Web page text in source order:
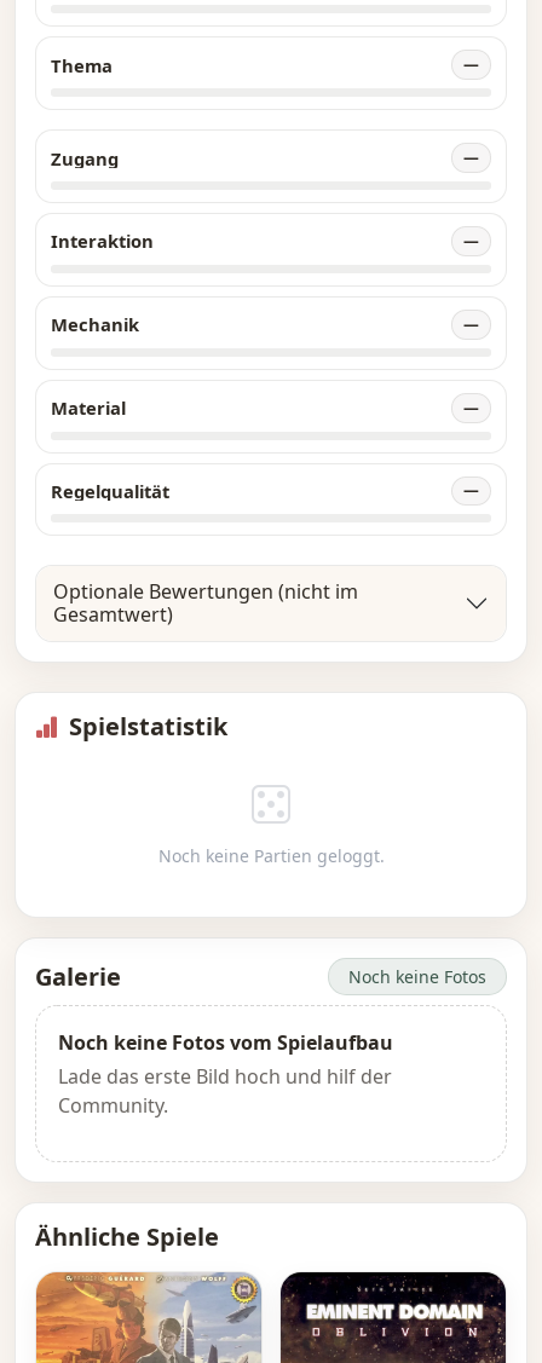
Thema —
Zugang —
Interaktion —
Mechanik —
Material —
Regelqualität —
Optionale Bewertungen (nicht im
Gesamtwert)
Spielstatistik
Noch keine Partien geloggt.
Galerie Noch keine Fotos
Noch keine Fotos vom Spielaufbau
Lade das erste Bild hoch und hilf der
Community.
Ähnliche Spiele